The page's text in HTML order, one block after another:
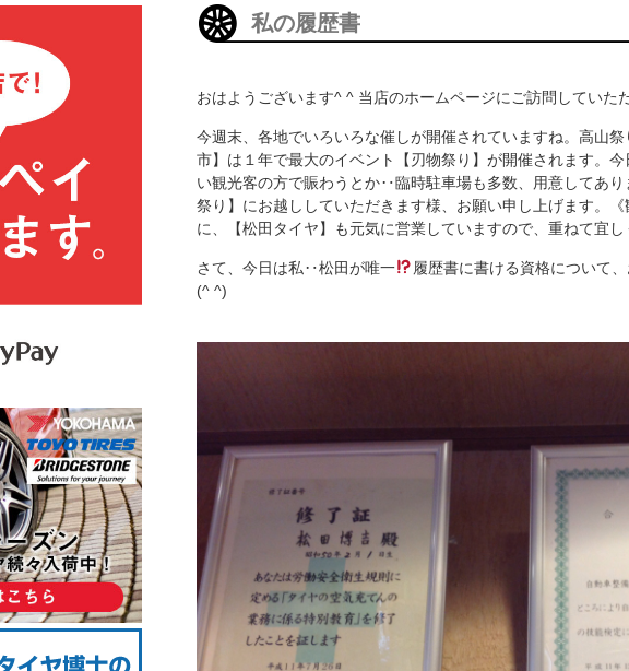
私の履歴書
おはようございます^ ^ 当店のホームページにご訪問していた
今週末、各地でいろいろな催しが開催されていますね。高山
市】は１年で最大のイベント【刃物祭り】が開催されます。
い観光客の方で賑わうとか‥臨時駐車場も多数、用意してあ
祭り】にお越ししていただきます様、お願い申し上げます。
に、【松田タイヤ】も元気に営業していますので、重ねて宜
さて、今日は私‥松田が唯一
履歴書に書ける資格について
(^ ^)